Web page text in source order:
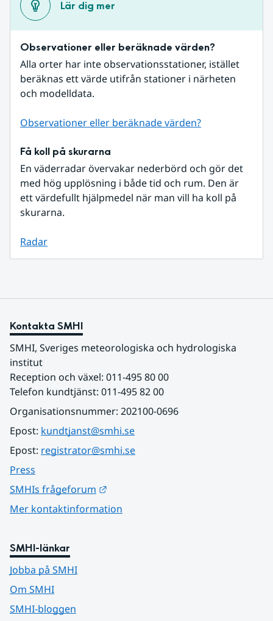
Lär dig mer
Observationer eller beräknade värden?
Alla orter har inte observationsstationer, istället
beräknas ett värde utifrån stationer i närheten
och modelldata.
Observationer eller beräknade värden?
Få koll på skurarna
En väderradar övervakar nederbörd och gör det
med hög upplösning i både tid och rum. Den är
ett värdefullt hjälpmedel när man vill ha koll på
skurarna.
Radar
Kontakta SMHI
SMHI, Sveriges meteorologiska och hydrologiska
institut
Reception och växel: 011-495 80 00
Telefon kundtjänst: 011-495 82 00
Organisationsnummer: 202100-0696
Epost: kundtjanst@smhi.se
Epost: registrator@smhi.se
Press
SMHIs frågeforum
Mer kontaktinformation
SMHI-länkar
Jobba på SMHI
Om SMHI
SMHI-bloggen